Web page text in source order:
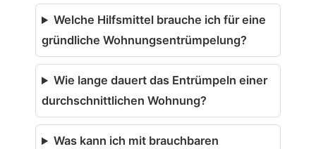
Welche Hilfsmittel brauche ich für eine
gründliche Wohnungsentrümpelung?
Wie lange dauert das Entrümpeln einer
durchschnittlichen Wohnung?
Was kann ich mit brauchbaren